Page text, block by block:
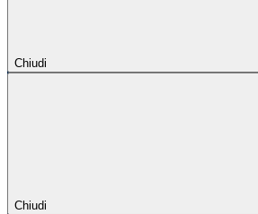
Chiudi
Chiudi